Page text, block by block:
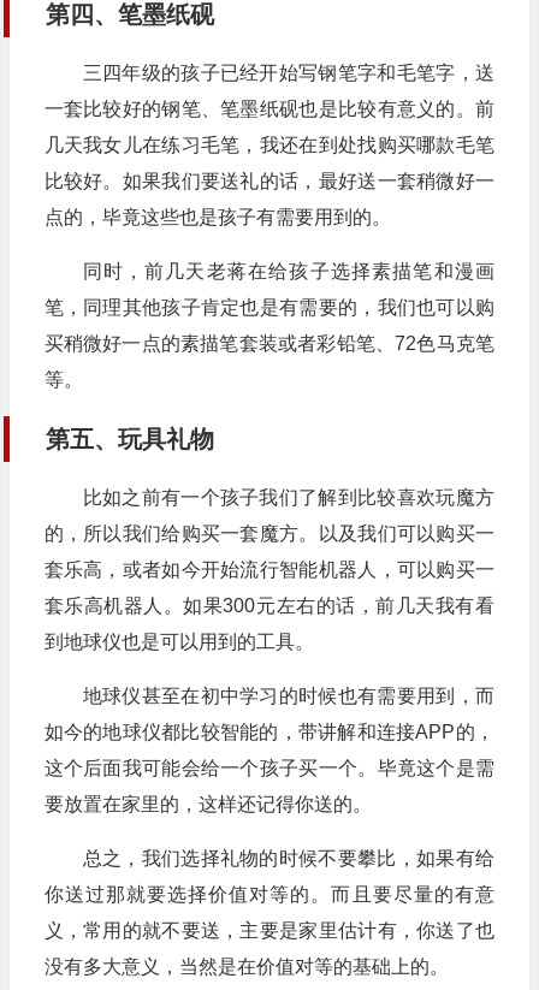
第四、笔墨纸砚
三四年级的孩子已经开始写钢笔字和毛笔字，送
一套比较好的钢笔、笔墨纸砚也是比较有意义的。前
几天我女儿在练习毛笔，我还在到处找购买哪款毛笔
比较好。如果我们要送礼的话，最好送一套稍微好一
点的，毕竟这些也是孩子有需要用到的。
同时，前几天老蒋在给孩子选择素描笔和漫画
笔，同理其他孩子肯定也是有需要的，我们也可以购
买稍微好一点的素描笔套装或者彩铅笔、72色马克笔
等。
第五、玩具礼物
比如之前有一个孩子我们了解到比较喜欢玩魔方
的，所以我们给购买一套魔方。以及我们可以购买一
套乐高，或者如今开始流行智能机器人，可以购买一
套乐高机器人。如果300元左右的话，前几天我有看
到地球仪也是可以用到的工具。
地球仪甚至在初中学习的时候也有需要用到，而
如今的地球仪都比较智能的，带讲解和连接APP的，
这个后面我可能会给一个孩子买一个。毕竟这个是需
要放置在家里的，这样还记得你送的。
总之，我们选择礼物的时候不要攀比，如果有给
你送过那就要选择价值对等的。而且要尽量的有意
义，常用的就不要送，主要是家里估计有，你送了也
没有多大意义，当然是在价值对等的基础上的。